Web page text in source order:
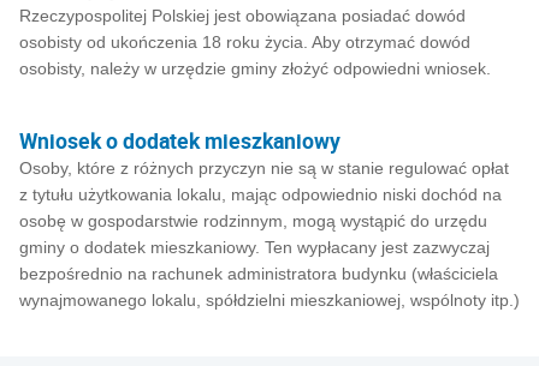
Rzeczypospolitej Polskiej jest obowiązana posiadać dowód
osobisty od ukończenia 18 roku życia. Aby otrzymać dowód
osobisty, należy w urzędzie gminy złożyć odpowiedni wniosek.
Wniosek o dodatek mieszkaniowy
Osoby, które z różnych przyczyn nie są w stanie regulować opłat
z tytułu użytkowania lokalu, mając odpowiednio niski dochód na
osobę w gospodarstwie rodzinnym, mogą wystąpić do urzędu
gminy o dodatek mieszkaniowy. Ten wypłacany jest zazwyczaj
bezpośrednio na rachunek administratora budynku (właściciela
wynajmowanego lokalu, spółdzielni mieszkaniowej, wspólnoty itp.)